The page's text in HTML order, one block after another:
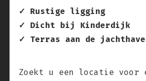
✓ Rustige ligging
✓ Dicht bij Kinderdijk
✓ Terras aan de
Zoekt u een locatie voor